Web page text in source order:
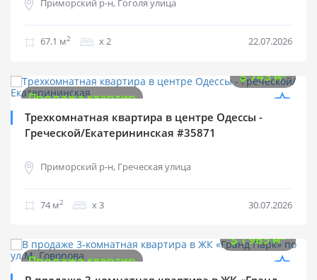
Приморский р-н, Гоголя улица
67.1 м2 х 2 22.07.2026
$743 м2
Продажа квартир
Трехкомнатная квартира в центре Одессы -
Греческой/Екатерининская #35871
Приморский р-н, Греческая улица
74 м2 х 3 30.07.2026
$1 985 м2
Продажа квартир